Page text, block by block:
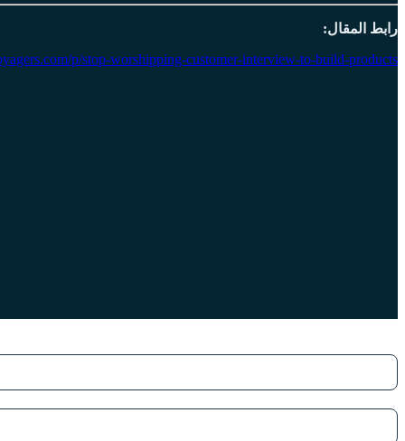
رابط المقال:
p/stop-worshipping-customer-interview-to-build-products